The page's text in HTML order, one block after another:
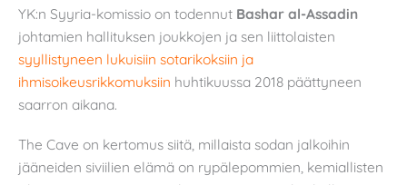
YK:n Syyria-komissio on todennut Bashar al-Assadin
johtamien hallituksen joukkojen ja sen liittolaisten
syyllistyneen lukuisiin sotarikoksiin ja
ihmisoikeusrikkomuksiin huhtikuussa 2018 päättyneen
saarron aikana.
The Cave on kertomus siitä, millaista sodan jalkoihin
jääneiden siviilien elämä on rypälepommien, kemiallisten